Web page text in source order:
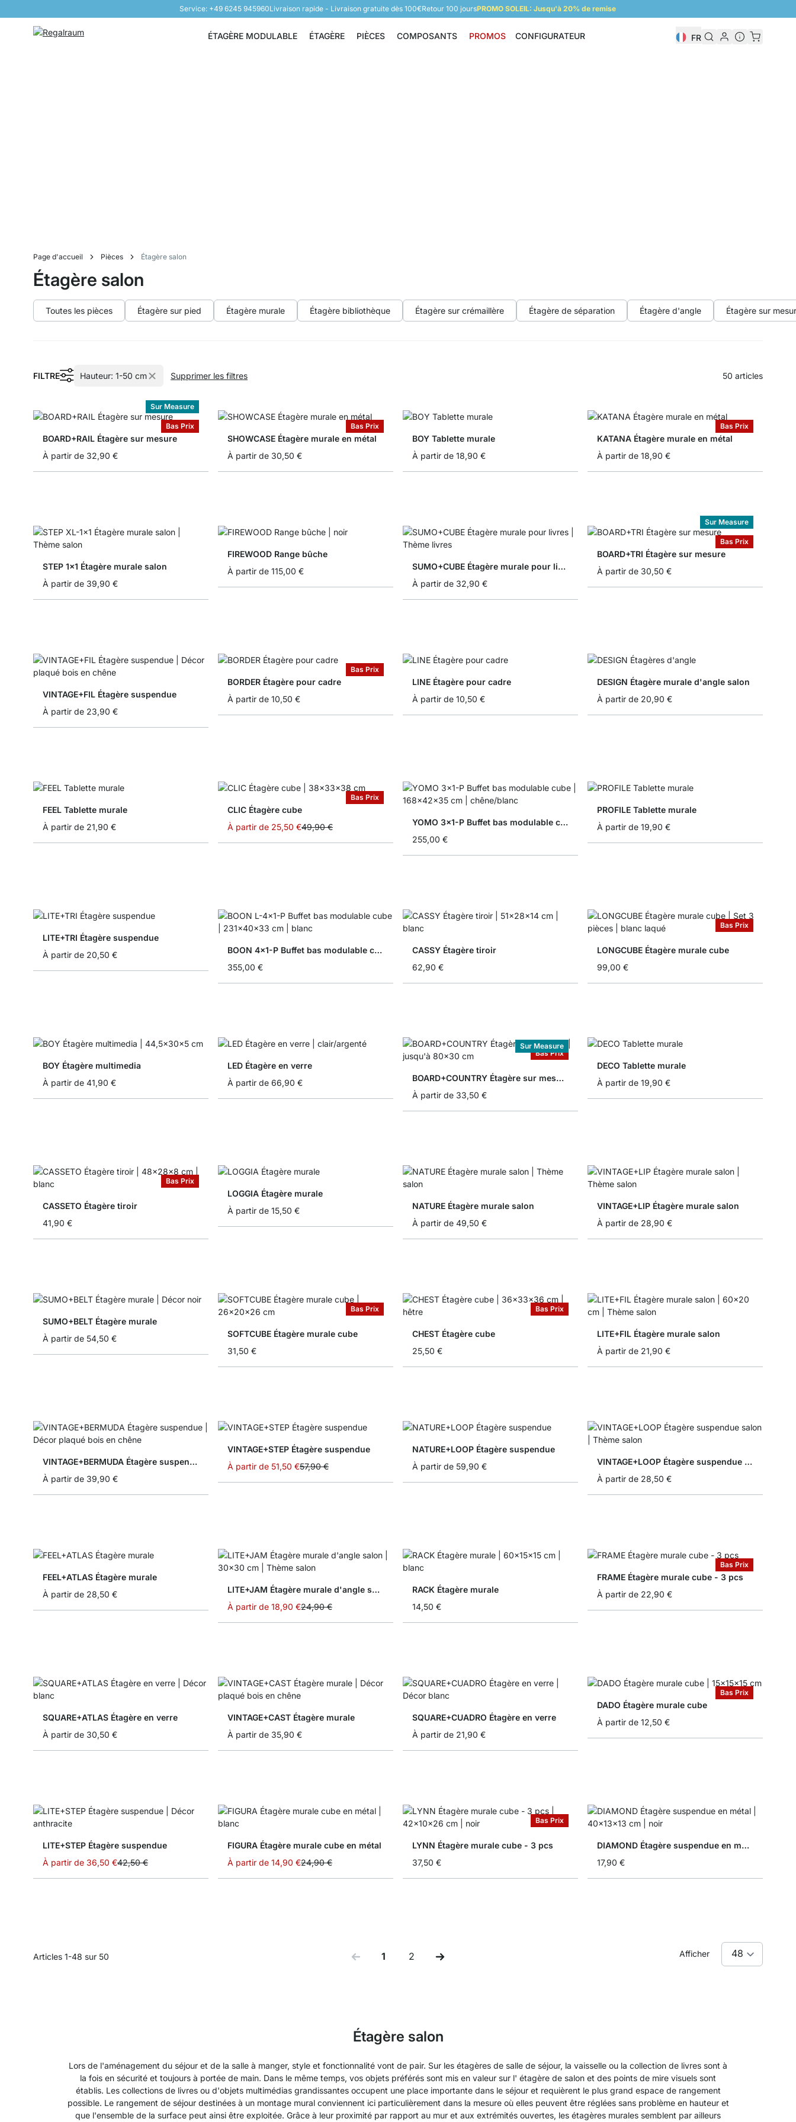
Service: +49 6245 945960Livraison rapide - Livraison gratuite dès 100€Retour 100 joursPROMO SOLEIL: Jusqu'à 20% de remise
ÉTAGÈRE MODULABLE
Étagère modulable
ÉTAGÈRE
Étagère
PIÈCES
Pièces
COMPOSANTS
Composants
PROMOS CONFIGURATEUR FR
Page d'accueil Pièces Étagère salon
Étagère salon
Toutes les pièces Étagère sur pied Étagère murale Étagère bibliothèque Étagère sur crémaillère Étagère de séparation Étagère d'angle Étagère sur
FILTRE Hauteur: 1-50 cm Supprimer les filtres 50 articles
Bas Prix
Sur Measure
BOARD+RAIL Étagère sur mesure
À partir de 32,90 €
Bas Prix
SHOWCASE Étagère murale en métal
À partir de 30,50 €
BOY Tablette murale
À partir de 18,90 €
Bas Prix
KATANA Étagère murale en métal
À partir de 18,90 €
STEP 1x1 Étagère murale salon
À partir de 39,90 €
FIREWOOD Range bûche
À partir de 115,00 €
SUMO+CUBE Étagère murale pour livres
À partir de 32,90 €
Bas Prix
Sur Measure
BOARD+TRI Étagère sur mesure
À partir de 30,50 €
VINTAGE+FIL Étagère suspendue
À partir de 23,90 €
Bas Prix
BORDER Étagère pour cadre
À partir de 10,50 €
LINE Étagère pour cadre
À partir de 10,50 €
DESIGN Étagère murale d'angle salon
À partir de 20,90 €
FEEL Tablette murale
À partir de 21,90 €
Bas Prix
CLIC Étagère cube
À partir de 25,50 €49,90 €
YOMO 3x1-P Buffet bas modulable cube
255,00 €
PROFILE Tablette murale
À partir de 19,90 €
LITE+TRI Étagère suspendue
À partir de 20,50 €
BOON 4x1-P Buffet bas modulable cube
355,00 €
CASSY Étagère tiroir
62,90 €
Bas Prix
LONGCUBE Étagère murale cube
99,00 €
BOY Étagère multimedia
À partir de 41,90 €
LED Étagère en verre
À partir de 66,90 €
Bas Prix
Sur Measure
BOARD+COUNTRY Étagère sur mesure
À partir de 33,50 €
DECO Tablette murale
À partir de 19,90 €
Bas Prix
CASSETO Étagère tiroir
41,90 €
LOGGIA Étagère murale
À partir de 15,50 €
NATURE Étagère murale salon
À partir de 49,50 €
VINTAGE+LIP Étagère murale salon
À partir de 28,90 €
SUMO+BELT Étagère murale
À partir de 54,50 €
Bas Prix
SOFTCUBE Étagère murale cube
31,50 €
Bas Prix
CHEST Étagère cube
25,50 €
LITE+FIL Étagère murale salon
À partir de 21,90 €
VINTAGE+BERMUDA Étagère suspendue
À partir de 39,90 €
VINTAGE+STEP Étagère suspendue
À partir de 51,50 €57,90 €
NATURE+LOOP Étagère suspendue
À partir de 59,90 €
VINTAGE+LOOP Étagère suspendue salon
À partir de 28,50 €
FEEL+ATLAS Étagère murale
À partir de 28,50 €
LITE+JAM Étagère murale d'angle salon
À partir de 18,90 €24,90 €
RACK Étagère murale
14,50 €
Bas Prix
FRAME Étagère murale cube - 3 pcs
À partir de 22,90 €
SQUARE+ATLAS Étagère en verre
À partir de 30,50 €
VINTAGE+CAST Étagère murale
À partir de 35,90 €
SQUARE+CUADRO Étagère en verre
À partir de 21,90 €
Bas Prix
DADO Étagère murale cube
À partir de 12,50 €
LITE+STEP Étagère suspendue
À partir de 36,50 €42,50 €
FIGURA Étagère murale cube en métal
À partir de 14,90 €24,90 €
Bas Prix
LYNN Étagère murale cube - 3 pcs
37,50 €
DIAMOND Étagère suspendue en métal
17,90 €
Articles 1-48 sur 50 Vous lisez actuellement la page
1 Page
2 Afficher
Étagère salon
Lors de l'aménagement du séjour et de la salle à manger, style et fonctionnalité vont de pair. Sur les étagères de salle de séjour, la vaisselle ou la collection de livres sont à
la fois en sécurité et toujours à portée de main. Dans le même temps, vos objets préférés sont mis en valeur sur l' étagère de salon et des points de mire visuels sont
établis. Les collections de livres ou d'objets multimédias grandissantes occupent une place importante dans le séjour et requièrent le plus grand espace de rangement
possible. Le rangement de séjour destinées à un montage mural conviennent ici particulièrement dans la mesure où elles peuvent être réglées sans problème en hauteur et
que l'ensemble de la surface peut ainsi être exploitée. Grâce à leur proximité par rapport au mur et aux extrémités ouvertes, les étagères murales semblent par ailleurs